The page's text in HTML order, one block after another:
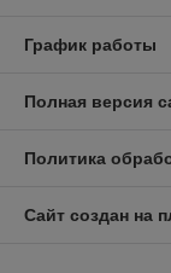
График работы
Полная версия
Политика
Сайт создан на